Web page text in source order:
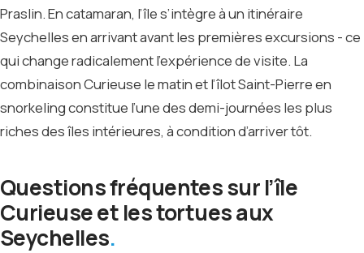
Praslin. En catamaran, l’île s’intègre à un itinéraire
Seychelles en arrivant avant les premières excursions - ce
qui change radicalement l’expérience de visite. La
combinaison Curieuse le matin et l’îlot Saint-Pierre en
snorkeling constitue l’une des demi-journées les plus
riches des îles intérieures, à condition d’arriver tôt.
Questions fréquentes sur l’île
Curieuse et les tortues aux
Seychelles